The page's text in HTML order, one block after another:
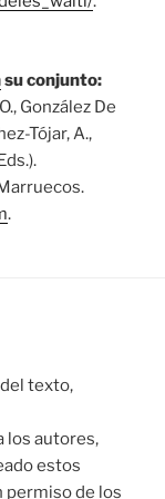
su conjunto:
González De
Tójar, A.,
.
texto,
los autores,
estos
permiso de los